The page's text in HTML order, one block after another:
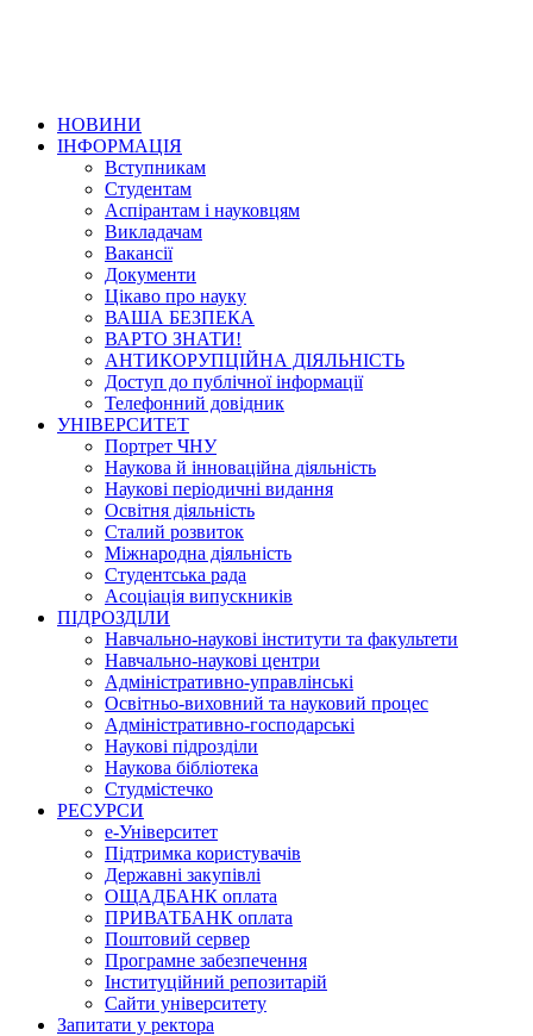
НОВИНИ
ІНФОРМАЦІЯ
Вступникам
Студентам
Аспірантам і науковцям
Викладачам
Вакансії
Документи
Цікаво про науку
ВАША БЕЗПЕКА
ВАРТО ЗНАТИ!
АНТИКОРУПЦІЙНА ДІЯЛЬНІСТЬ
Доступ до публічної інформації
Телефонний довідник
УНІВЕРСИТЕТ
Портрет ЧНУ
Наукова й інноваційна діяльність
Наукові періодичні видання
Освітня діяльність
Сталий розвиток
Міжнародна діяльність
Студентська рада
Асоціація випускників
ПІДРОЗДІЛИ
Навчально-наукові інститути та факультети
Навчально-наукові центри
Адміністративно-управлінські
Освітньо-виховний та науковий процес
Адміністративно-господарські
Наукові підрозділи
Наукова бібліотека
Студмістечко
РЕСУРСИ
е-Університет
Підтримка користувачів
Державні закупівлі
ОЩАДБАНК оплата
ПРИВАТБАНК оплата
Поштовий сервер
Програмне забезпечення
Інституційний репозитарій
Сайти університету
Запитати у ректора